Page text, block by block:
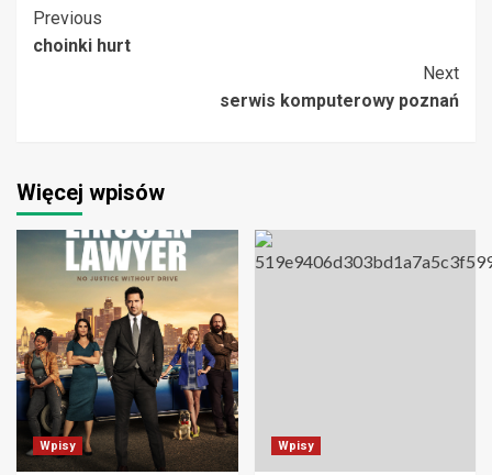
Post
Navigation
Previous
choinki hurt
Next
serwis komputerowy poznań
Więcej wpisów
Wpisy Wpisy